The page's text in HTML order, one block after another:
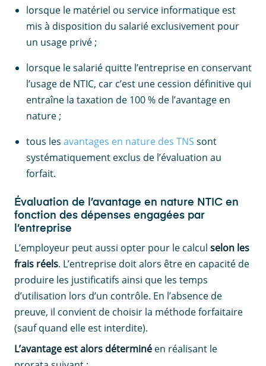
lorsque le matériel ou service informatique est
mis à disposition du salarié exclusivement pour
un usage privé ;
lorsque le salarié quitte l’entreprise en conservant
l’usage de NTIC, car c’est une cession définitive qui
entraîne la taxation de 100 % de l’avantage en
nature ;
tous les avantages en nature des TNS sont
systématiquement exclus de l’évaluation au
forfait.
Évaluation de l’avantage en nature NTIC en
fonction des dépenses engagées par
l’entreprise
L’employeur peut aussi opter pour le calcul selon les
frais réels. L’entreprise doit alors être en capacité de
produire les justificatifs ainsi que les temps
d’utilisation lors d’un contrôle. En l’absence de
preuve, il convient de choisir la méthode forfaitaire
(sauf quand elle est interdite).
L’avantage est alors déterminé en réalisant le